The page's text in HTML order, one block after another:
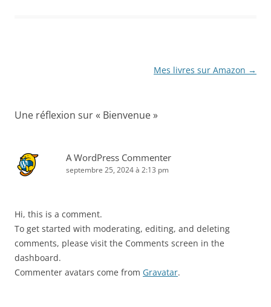
Mes livres sur Amazon →
Une réflexion sur « Bienvenue»
A WordPress Commenter
septembre 25, 2024 à 2:13 pm
Hi, this is a comment.
To get started with moderating, editing, and deleting
comments, please visit the Comments screen in the
dashboard.
Commenter avatars come from Gravatar.